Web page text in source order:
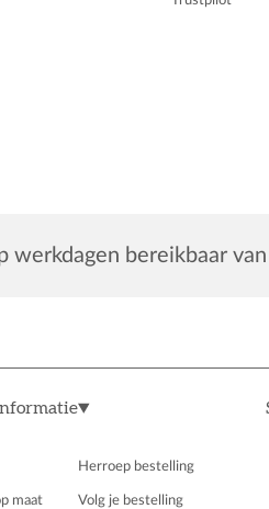
werkdagen bereikbaar
maat
Herroep bestelling
Volg je bestelling